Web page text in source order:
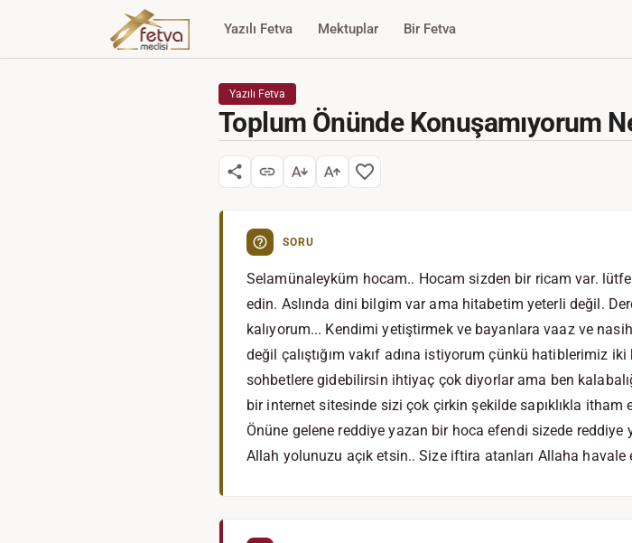
Yazılı Fetva Mektuplar Bir Fetva
Yazılı Fetva
Toplum Önünde Konuşamıyorum
SORU
Selamünaleyküm hocam.. Hocam sizden bir ricam var.
edin. Aslında dini bilgim var ama hitabetim yeterli değil.
kalıyorum... Kendimi yetiştirmek ve bayanlara vaaz ve
değil çalıştığım vakıf adına istiyorum çünkü hatiblerimiz
sohbetlere gidebilirsin ihtiyaç çok diyorlar ama ben
bir internet sitesinde sizi çok çirkin şekilde sapıklıkla
Önüne gelene reddiye yazan bir hoca efendi sizede reddiye
Allah yolunuzu açık etsin.. Size iftira atanları Allaha havale